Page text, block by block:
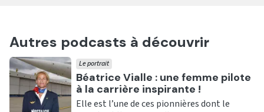
Autres podcasts à découvrir
Ecouter
Béatrice Vialle : une femme pilote
à la carrière inspirante !
Le portrait
Elle est l’une de ces pionnières dont le